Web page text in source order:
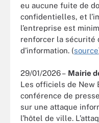
eu aucune fuite de
confidentielles, et
l’entreprise est
renforcer la sécurité
d’information. (source
29/01/2026 – Mairie
Les officiels de New
conférence de
sur une attaque
l’hôtel de ville.